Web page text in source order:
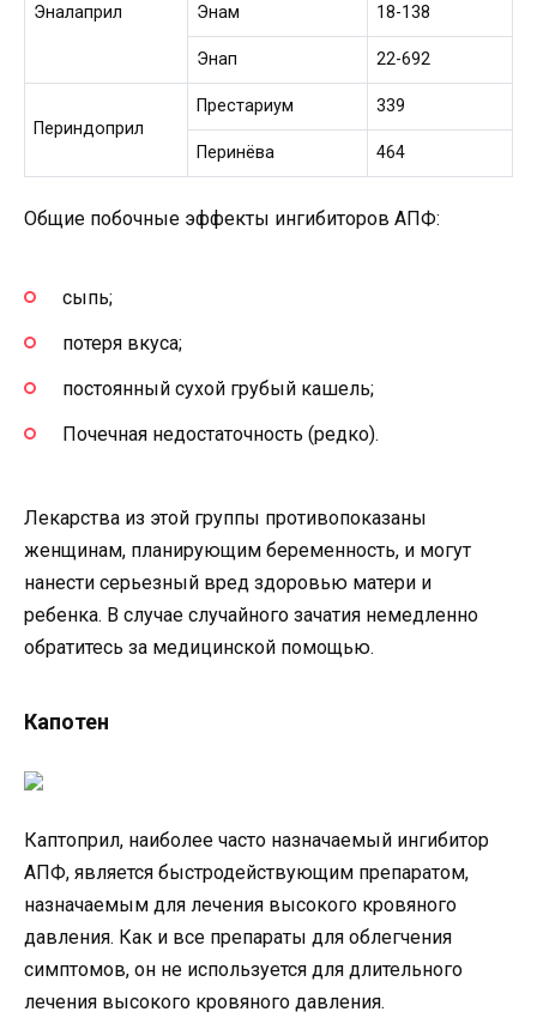
Эналаприл Энам 18-138
Энап 22-692
Периндоприл
Престариум 339
Перинёва 464
Общие побочные эффекты ингибиторов АПФ:
сыпь;
потеря вкуса;
постоянный сухой грубый кашель;
Почечная недостаточность (редко).
Лекарства из этой группы противопоказаны
женщинам, планирующим беременность, и могут
нанести серьезный вред здоровью матери и
ребенка. В случае случайного зачатия немедленно
обратитесь за медицинской помощью.
Капотен
Каптоприл, наиболее часто назначаемый ингибитор
АПФ, является быстродействующим препаратом,
назначаемым для лечения высокого кровяного
давления. Как и все препараты для облегчения
симптомов, он не используется для длительного
лечения высокого кровяного давления.